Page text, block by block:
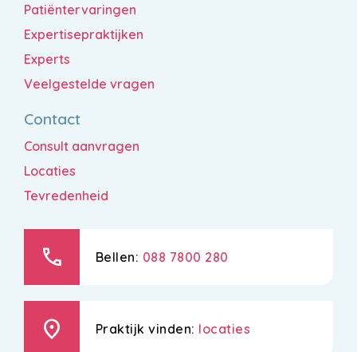
Patiëntervaringen
Expertisepraktijken
Experts
Veelgestelde vragen
Contact
Consult aanvragen
Locaties
Tevredenheid
call Bellen: 088 7800 280
location_on Praktijk vinden: locaties